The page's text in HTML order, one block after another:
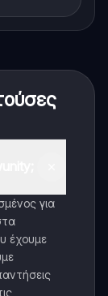
για
έχουμε